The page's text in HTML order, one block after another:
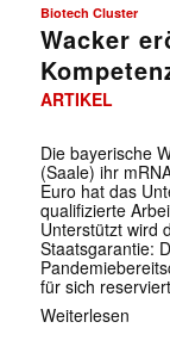
Biotech Cluster
Wacker
ARTIKEL
Die bayerische
(Saale) ihr
Euro hat das
qualifizierte
Unterstützt wird
Staatsgarantie:
für sich
Weiterlesen